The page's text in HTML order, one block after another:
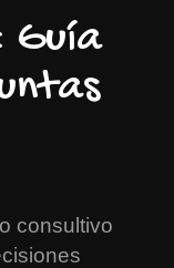
Guía
consultivo